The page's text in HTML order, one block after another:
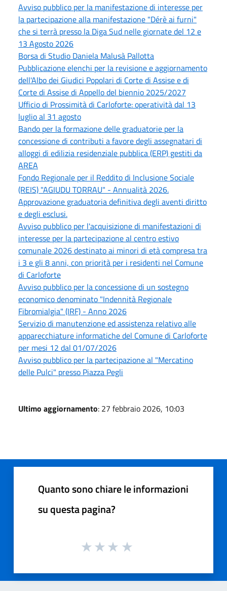
Avviso pubblico per la manifestazione di interesse per
la partecipazione alla manifestazione "Dérè ai furni"
che si terrà presso la Diga Sud nelle giornate del 12 e
13 Agosto 2026
Borsa di Studio Daniela Malusà Pallotta
Pubblicazione elenchi per la revisione e aggiornamento
dell'Albo dei Giudici Popolari di Corte di Assise e di
Corte di Assise di Appello del biennio 2025/2027
Ufficio di Prossimità di Carloforte: operatività dal 13
luglio al 31 agosto
Bando per la formazione delle graduatorie per la
concessione di contributi a favore degli assegnatari di
alloggi di edilizia residenziale pubblica (ERP) gestiti da
AREA
Fondo Regionale per il Reddito di Inclusione Sociale
(REIS) "AGIUDU TORRAU" - Annualità 2026.
Approvazione graduatoria definitiva degli aventi diritto
e degli esclusi.
Avviso pubblico per l'acquisizione di manifestazioni di
interesse per la partecipazione al centro estivo
comunale 2026 destinato ai minori di età compresa tra
i 3 e gli 8 anni, con priorità per i residenti nel Comune
di Carloforte
Avviso pubblico per la concessione di un sostegno
economico denominato "Indennità Regionale
Fibromialgia" (IRF) - Anno 2026
Servizio di manutenzione ed assistenza relativo alle
apparecchiature informatiche del Comune di Carloforte
per mesi 12 dal 01/07/2026
Avviso pubblico per la partecipazione al "Mercatino
delle Pulci" presso Piazza Pegli
Ultimo aggiornamento: 27 febbraio 2026, 10:03
Quanto sono chiare le informazioni
su questa pagina?